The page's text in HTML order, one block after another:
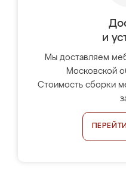
и
Мы доставляем
Московской
Стоимость сборки